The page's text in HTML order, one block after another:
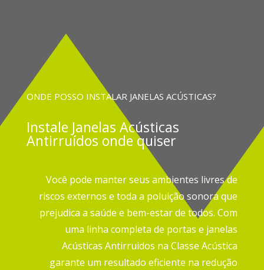
ONDE POSSO INSTALAR JANELAS ACÚSTICAS?
Instale Janelas Acústicas
Antirruídos onde quiser
Você pode manter seus ambientes livres de
riscos externos e toda a poluição sonora que
prejudica a saúde e bem-estar de todos.Com
uma linha completa de portas e janelas
Acústicas Antirruidos na Classe Acústica
garante um resultado eficiente na redução